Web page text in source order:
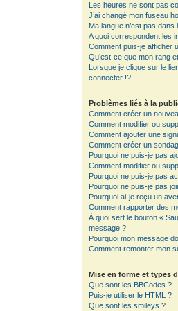
Les heures ne sont pas
J’ai changé mon fuseau
Ma langue n’est pas dans
A quoi correspondent les
Comment puis-je afficher
Qu’est-ce que mon rang
Lorsque je clique sur le
connecter !?
Problèmes liés à la
Comment créer un
Comment modifier ou
Comment ajouter une
Comment créer un
Pourquoi ne puis-je pas
Comment modifier ou
Pourquoi ne puis-je pas
Pourquoi ne puis-je pas
Pourquoi ai-je reçu un
Comment rapporter des
À quoi sert le bouton «
message ?
Pourquoi mon message
Comment remonter mon
Mise en forme et types
Que sont les BBCodes ?
Puis-je utiliser le HTML ?
Que sont les smileys ?